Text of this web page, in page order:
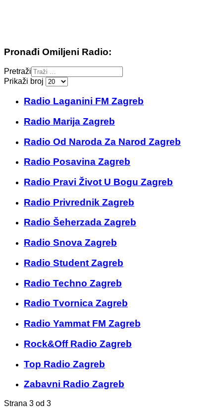
Pronađi Omiljeni Radio:
Pretraži
Prikaži broj
Radio Laganini FM Zagreb
Radio Marija Zagreb
Radio Od Naroda Za Narod Zagreb
Radio Posavina Zagreb
Radio Pravi Život U Bogu Zagreb
Radio Privrednik Zagreb
Radio Šeherzada Zagreb
Radio Snova Zagreb
Radio Student Zagreb
Radio Techno Zagreb
Radio Tvornica Zagreb
Radio Yammat FM Zagreb
Rock&Off Radio Zagreb
Top Radio Zagreb
Zabavni Radio Zagreb
Strana 3 od 3